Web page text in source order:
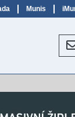
Munis